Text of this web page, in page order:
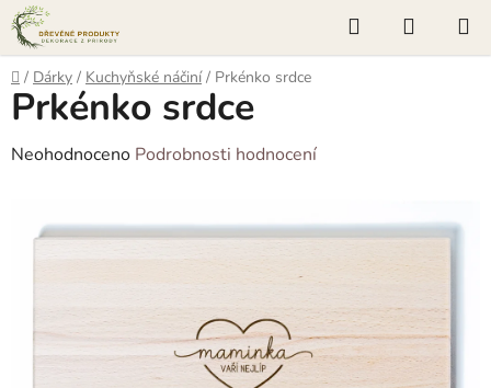
Přejít
na
obsah
Hledat
KOŠÍK
Domů
/ Dárky / Kuchyňské náčiní / Prkénko srdce
Prkénko srdce
Průměrné
hvězdiček.
Neohodnoceno Podrobnosti hodnocení